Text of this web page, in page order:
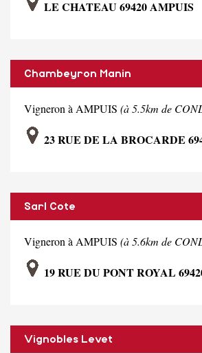
LE CHATEAU 69420 AMPUIS
Chambeyron Manin
Vigneron à AMPUIS (à 5.5km de
23 RUE DE LA BROCARDE
Sarl Cote
Vigneron à AMPUIS (à 5.6km de
19 RUE DU PONT ROYAL
Vignobles Levet